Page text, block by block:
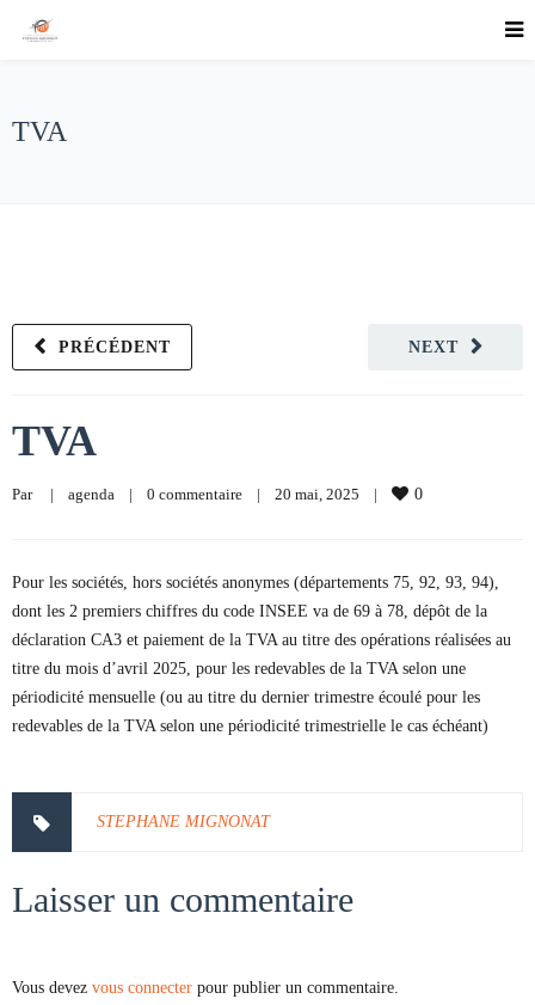
TVA
NEXT
PRÉCÉDENT
TVA
Par | agenda | 0 commentaire | 20 mai, 2025 | 0
Pour les sociétés, hors sociétés anonymes (départements 75, 92, 93, 94),
dont les 2 premiers chiffres du code INSEE va de 69 à 78, dépôt de la
déclaration CA3 et paiement de la TVA au titre des opérations réalisées au
titre du mois d’avril 2025, pour les redevables de la TVA selon une
périodicité mensuelle (ou au titre du dernier trimestre écoulé pour les
redevables de la TVA selon une périodicité trimestrielle le cas échéant)
STEPHANE MIGNONAT
Laisser un commentaire
Vous devez vous connecter pour publier un commentaire.